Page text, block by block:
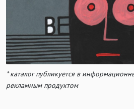
* каталог публикуется в
рекламным продуктом